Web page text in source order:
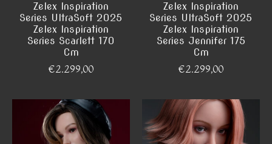
Zelex Inspiration
Series UltraSoft 2025
Zelex Inspiration
Series Scarlett 170
Cm
€2.299,00
Zelex Inspiration
Series UltraSoft 2025
Zelex Inspiration
Series Jennifer 175
Cm
€2.299,00